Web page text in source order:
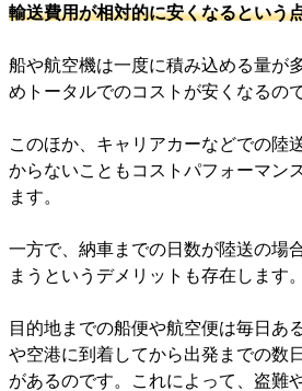
輸送費用が相対的に安くなるという
船や航空機は一度に積み込める量が
めトータルでのコストが安くなるので
このほか、キャリアカーなどでの陸
からないこともコストパフォーマン
ます。
一方で、納車までの日数が陸送の場
まうというデメリットも存在します。
目的地までの船便や航空便は毎日あ
や空港に到着してから出発までの数
があるのです。これによって、盗難